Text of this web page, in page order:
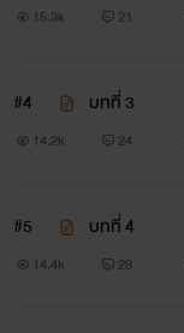
15.3k 21
#4 บทที่ 3
14.2k 24
#5 บทที่ 4
14.4k 28